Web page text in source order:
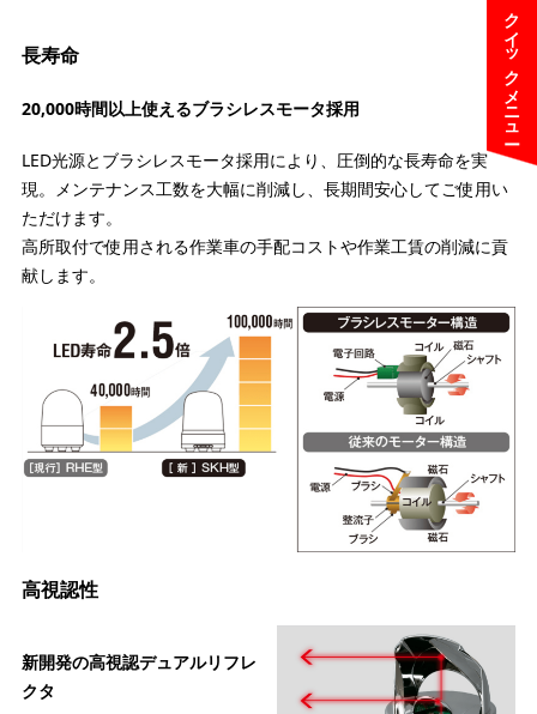
クイックメニュー
長寿命
20,000時間以上使えるブラシレスモータ採用
LED光源とブラシレスモータ採用により、圧倒的な長寿命を実
現。メンテナンス工数を大幅に削減し、長期間安心してご使用い
ただけます。
高所取付で使用される作業車の手配コストや作業工賃の削減に貢
献します。
高視認性
新開発の高視認デュアルリフレ
クタ